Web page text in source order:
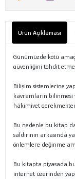
Ürün Açıklaması
Günümüzde kötü
güvenliğini tehdit
Bilişim sistemlerine
kavramların bilinmesi
hâkimiyet
Bu nedenle bu kitap da
saldırının arkasında
önlemlere değinme
Bu kitapta piyasada
internet üzerinden